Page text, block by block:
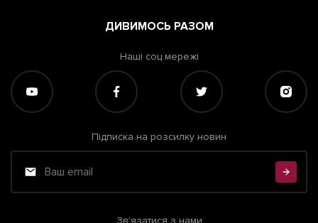
ДИВИМОСЬ РАЗОМ
Наші соц мережі
Підписка на розсилку новин